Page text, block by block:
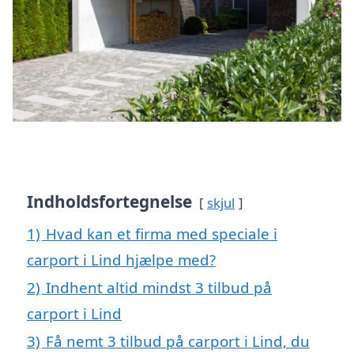
Indholdsfortegnelse skjul
1) Hvad kan et firma med speciale i
carport i Lind hjælpe med?
2) Indhent altid mindst 3 tilbud på
carport i Lind
3) Få nemt 3 tilbud på carport i Lind, du